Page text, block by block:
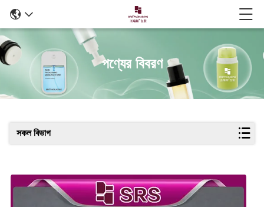
পণ্যের বিবরণ
সকল বিভাগ